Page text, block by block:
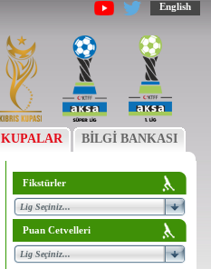
English
KUPALAR BİLGİ BANKASI
Fikstürler
Puan Cetvelleri